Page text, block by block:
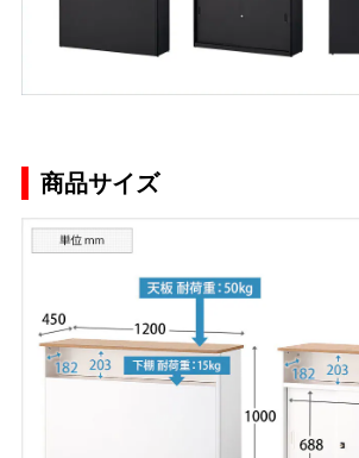
商品サイズ